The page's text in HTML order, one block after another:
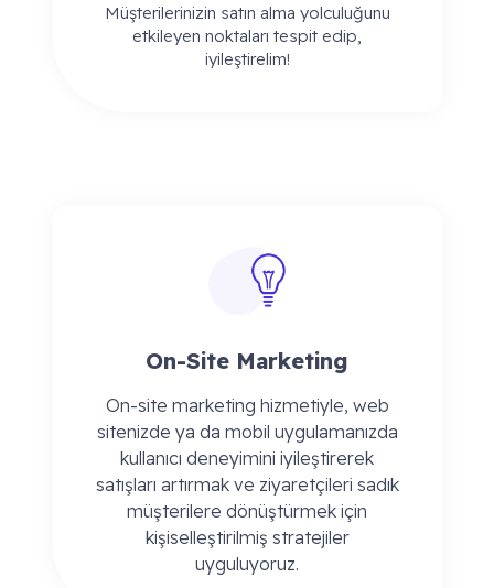
Müşterilerinizin satın alma yolculuğunu
etkileyen noktaları tespit edip,
iyileştirelim!
On-Site Marketing
On-site marketing hizmetiyle, web
sitenizde ya da mobil uygulamanızda
kullanıcı deneyimini iyileştirerek
satışları artırmak ve ziyaretçileri sadık
müşterilere dönüştürmek için
kişiselleştirilmiş stratejiler
uyguluyoruz.